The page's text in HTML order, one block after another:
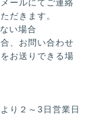
だきます。
い場合
、お問い合わせ
お送りできる場
り２～3日営業日